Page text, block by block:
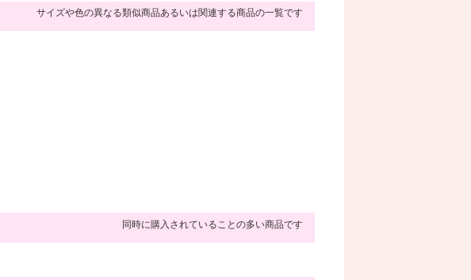
サイズや色の異なる類似商品あるいは関連する商品の一覧です
同時に購入されていることの多い商品です